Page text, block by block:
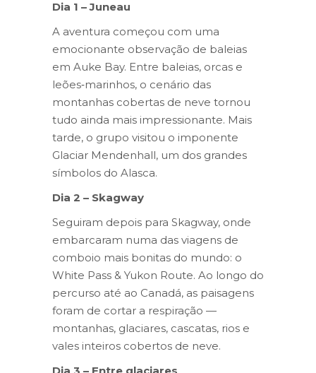
Dia 1 – Juneau
A aventura começou com uma
emocionante observação de baleias
em Auke Bay. Entre baleias, orcas e
leões‑marinhos, o cenário das
montanhas cobertas de neve tornou
tudo ainda mais impressionante. Mais
tarde, o grupo visitou o imponente
Glaciar Mendenhall, um dos grandes
símbolos do Alasca.
Dia 2 – Skagway
Seguiram depois para Skagway, onde
embarcaram numa das viagens de
comboio mais bonitas do mundo: o
White Pass & Yukon Route. Ao longo do
percurso até ao Canadá, as paisagens
foram de cortar a respiração —
montanhas, glaciares, cascatas, rios e
vales inteiros cobertos de neve.